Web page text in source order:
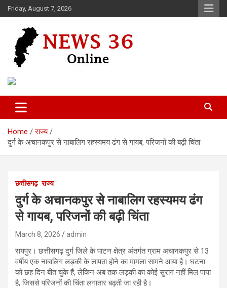
Skip
to
Friday, August 7, 2026
News 36
Home
राज्य
दुर्ग के अचानकपुर से नाबालिग रहस्यमय ढंग से गायब, परिजनों की बढ़ी चिंता
छत्तीसगढ़ राज्य
दुर्ग के अचानकपुर से नाबालिग रहस्यमय ढंग
से गायब, परिजनों की बढ़ी चिंता
March 8, 2026 admin
रायपुर। छत्तीसगढ़ दुर्ग जिले के पाटन क्षेत्र अंतर्गत ग्राम अचानकपुर से 13
वर्षीय एक नाबालिग लड़की के लापता होने का मामला सामने आया है। घटना
को छह दिन बीत चुके हैं, लेकिन अब तक लड़की का कोई सुराग नहीं मिल पाया
है, जिससे परिजनों की चिंता लगातार बढ़ती जा रही है।